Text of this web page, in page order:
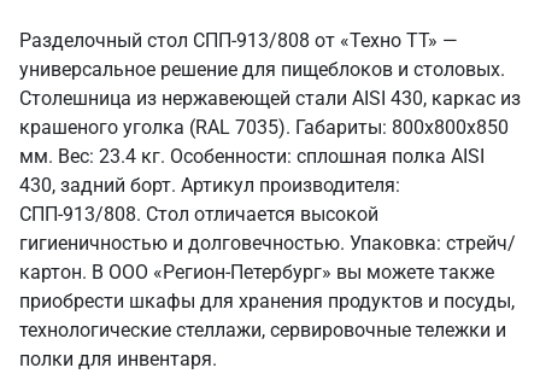
Разделочный стол СПП-913/808 от «Техно ТТ» —
универсальное решение для пищеблоков и столовых.
Столешница из нержавеющей стали AISI 430, каркас из
крашеного уголка (RAL 7035). Габариты: 800x800x850
мм. Вес: 23.4 кг. Особенности: сплошная полка AISI
430, задний борт. Артикул производителя:
СПП-913/808. Стол отличается высокой
гигиеничностью и долговечностью. Упаковка: стрейч/
картон. В ООО «Регион-Петербург» вы можете также
приобрести шкафы для хранения продуктов и посуды,
технологические стеллажи, сервировочные тележки и
полки для инвентаря.